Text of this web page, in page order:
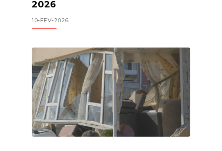
2026
10-FEV-2026